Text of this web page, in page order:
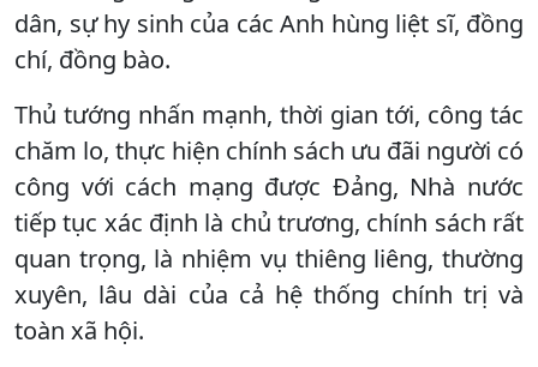
dân, sự hy sinh của các Anh hùng liệt sĩ, đồng
chí, đồng bào.
Thủ tướng nhấn mạnh, thời gian tới, công tác
chăm lo, thực hiện chính sách ưu đãi người có
công với cách mạng được Đảng, Nhà nước
tiếp tục xác định là chủ trương, chính sách rất
quan trọng, là nhiệm vụ thiêng liêng, thường
xuyên, lâu dài của cả hệ thống chính trị và
toàn xã hội.